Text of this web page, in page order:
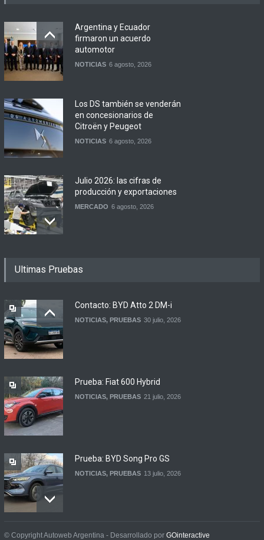
Argentina y Ecuador
firmaron un acuerdo
automotor
NOTICIAS 6 agosto, 2026
Los DS también se venderán
en concesionarios de
Citroën y Peugeot
NOTICIAS 6 agosto, 2026
Julio 2026: las cifras de
producción y exportaciones
MERCADO 6 agosto, 2026
de agosto 2026 en
Ultimas Pruebas
Contacto: BYD Atto 2 DM-i
NOTICIAS, PRUEBAS 30 julio, 2026
Prueba: Fiat 600 Hybrid
NOTICIAS, PRUEBAS 21 julio, 2026
Prueba: BYD Song Pro GS
NOTICIAS, PRUEBAS 13 julio, 2026
Contacto: Jeep Wrangler
© Copyright Autoweb Argentina - Desarrollado por GOinteractive